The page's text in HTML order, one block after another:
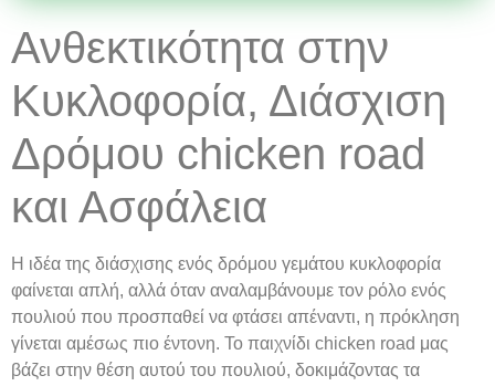
Ανθεκτικότητα στην
Κυκλοφορία, Διάσχιση
Δρόμου chicken road
και Ασφάλεια
Η ιδέα της διάσχισης ενός δρόμου γεμάτου κυκλοφορία
φαίνεται απλή, αλλά όταν αναλαμβάνουμε τον ρόλο ενός
πουλιού που προσπαθεί να φτάσει απέναντι, η πρόκληση
γίνεται αμέσως πιο έντονη. Το παιχνίδι chicken road μας
βάζει στην θέση αυτού του πουλιού, δοκιμάζοντας τα